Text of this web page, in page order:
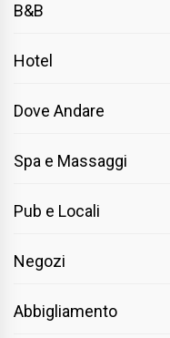
B&B
Hotel
Dove Andare
Spa e Massaggi
Pub e Locali
Negozi
Abbigliamento